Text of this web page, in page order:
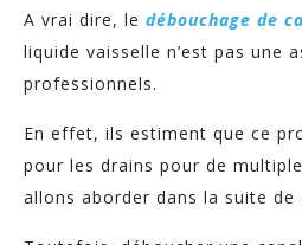
A vrai dire, le débouchage de
liquide vaisselle n’est pas une
professionnels.
En effet, ils estiment que ce
pour les drains pour de
allons aborder dans la suite de